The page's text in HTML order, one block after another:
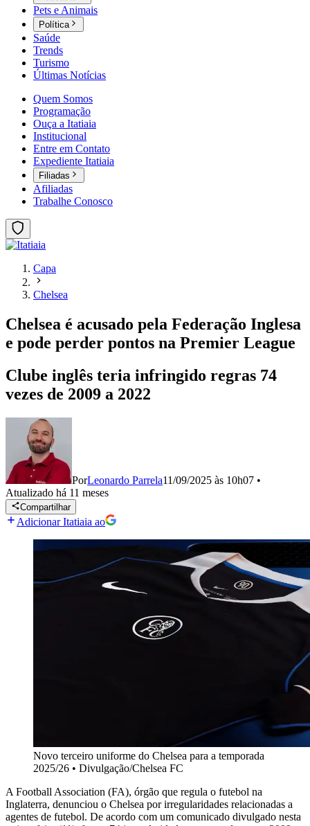
Pets e Animais
Política
Saúde
Trends
Turismo
Últimas Notícias
Quem Somos
Programação
Ouça a Itatiaia
Institucional
Entre em Contato
Expediente Itatiaia
Filiadas
Afiliadas
Trabalhe Conosco
Capa
Chelsea
Chelsea é acusado pela Federação Inglesa
e pode perder pontos na Premier League
Clube inglês teria infringido regras 74
vezes de 2009 a 2022
PorLeonardo Parrela11/09/2025 às 10h07 •
Atualizado há 11 meses
Compartilhar
Adicionar Itatiaia ao
Novo terceiro uniforme do Chelsea para a temporada
2025/26 • Divulgação/Chelsea FC
A Football Association (FA), órgão que regula o futebol na
Inglaterra, denunciou o Chelsea por irregularidades relacionadas a
agentes de futebol. De acordo com um comunicado divulgado nesta